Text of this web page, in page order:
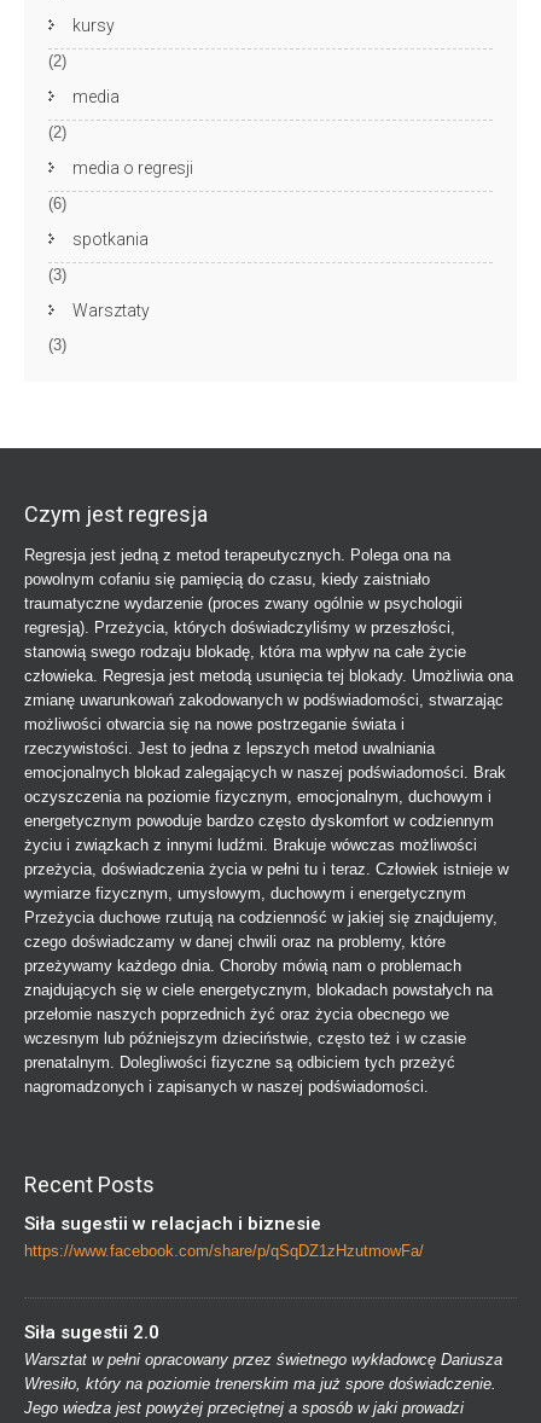
kursy
(2)
media
(2)
media o regresji
(6)
spotkania
(3)
Warsztaty
(3)
Czym jest regresja
Regresja jest jedną z metod terapeutycznych. Polega ona na
powolnym cofaniu się pamięcią do czasu, kiedy zaistniało
traumatyczne wydarzenie (proces zwany ogólnie w psychologii
regresją). Przeżycia, których doświadczyliśmy w przeszłości,
stanowią swego rodzaju blokadę, która ma wpływ na całe życie
człowieka. Regresja jest metodą usunięcia tej blokady. Umożliwia ona
zmianę uwarunkowań zakodowanych w podświadomości, stwarzając
możliwości otwarcia się na nowe postrzeganie świata i
rzeczywistości. Jest to jedna z lepszych metod uwalniania
emocjonalnych blokad zalegających w naszej podświadomości. Brak
oczyszczenia na poziomie fizycznym, emocjonalnym, duchowym i
energetycznym powoduje bardzo często dyskomfort w codziennym
życiu i związkach z innymi ludźmi. Brakuje wówczas możliwości
przeżycia, doświadczenia życia w pełni tu i teraz. Człowiek istnieje w
wymiarze fizycznym, umysłowym, duchowym i energetycznym
Przeżycia duchowe rzutują na codzienność w jakiej się znajdujemy,
czego doświadczamy w danej chwili oraz na problemy, które
przeżywamy każdego dnia. Choroby mówią nam o problemach
znajdujących się w ciele energetycznym, blokadach powstałych na
przełomie naszych poprzednich żyć oraz życia obecnego we
wczesnym lub późniejszym dzieciństwie, często też i w czasie
prenatalnym. Dolegliwości fizyczne są odbiciem tych przeżyć
nagromadzonych i zapisanych w naszej podświadomości.
Recent Posts
Siła sugestii w relacjach i biznesie
https://www.facebook.com/share/p/qSqDZ1zHzutmowFa/
Siła sugestii 2.0
Warsztat w pełni opracowany przez świetnego wykładowcę Dariusza
Wresiło, który na poziomie trenerskim ma już spore doświadczenie.
Jego wiedza jest powyżej przeciętnej a sposób w jaki prowadzi